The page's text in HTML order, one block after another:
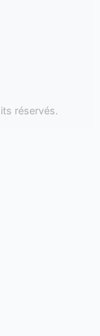
réservés.